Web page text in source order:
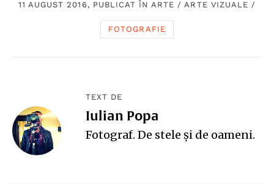
11 AUGUST 2016, PUBLICAT ÎN ARTE / ARTE VIZUALE /
FOTOGRAFIE
TEXT DE
Iulian Popa
Fotograf. De stele și de oameni.